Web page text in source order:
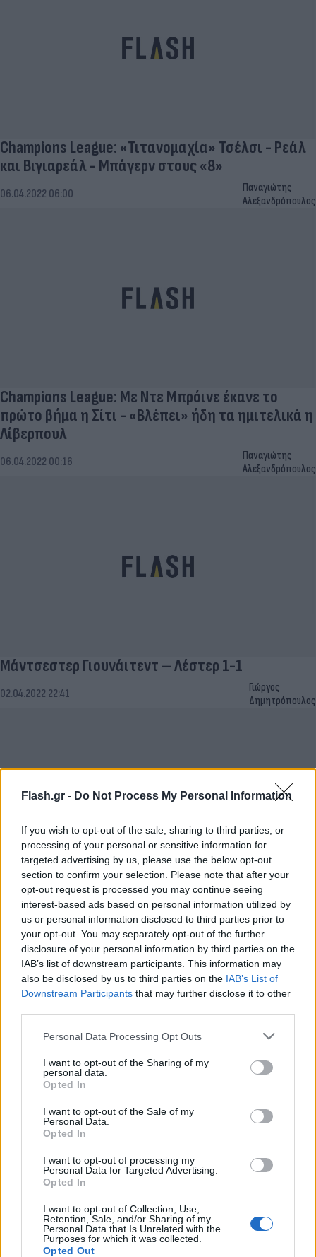
Flash.gr - Do Not Process My Personal Information
If you wish to opt-out of the sale, sharing to third parties, or
processing of your personal or sensitive information for
targeted advertising by us, please use the below opt-out
section to confirm your selection. Please note that after your
opt-out request is processed you may continue seeing
interest-based ads based on personal information utilized by
us or personal information disclosed to third parties prior to
your opt-out. You may separately opt-out of the further
disclosure of your personal information by third parties on the
IAB’s list of downstream participants. This information may
also be disclosed by us to third parties on the IAB’s List of
Downstream Participants that may further disclose it to other
Please note that this website/app uses one or more Google
not limited to your visit or usage behaviour. You may click to
grant or deny consent to Google and its third-party tags to
use your data for below specified purposes in below Google
consent section.
Personal Data Processing Opt Outs
I want to opt-out of the Sharing of my
personal data.
Opted In
I want to opt-out of the Sale of my
Personal Data.
Opted In
I want to opt-out of processing my
Personal Data for Targeted Advertising.
Opted In
I want to opt-out of Collection, Use,
Retention, Sale, and/or Sharing of my
Personal Data that Is Unrelated with the
Purposes for which it was collected.
Opted Out
Champions League: «Τιτανομαχία» Τσέλσι - Ρεάλ
και Βιγιαρεάλ - Μπάγερν στους «8»
06.04.2022 06:00
Παναγιώτης
Αλεξανδρόπουλος
Champions League: Με Ντε Μπρόινε έκανε το
πρώτο βήμα η Σίτι - «Βλέπει» ήδη τα ημιτελικά η
Λίβερπουλ
06.04.2022 00:16
Παναγιώτης
Αλεξανδρόπουλος
Μάντσεστερ Γιουνάιτεντ – Λέστερ 1-1
02.04.2022 22:41
Γιώργος
Δημητρόπουλος
Champions League: Η Βιγιαρέαλ απέκλεισε τη
Γιουβέντους, στους «8» και η Τσέλσι
17.03.2022 00:03
Παναγιώτης
Αλεξανδρόπουλος
πρόκριση στη Γαλλία - Ανοιχτοί λογαριασμοί με
Βιγιαρεάλ και Γιουβέντους
16.03.2022 06:00
Αλεξανδρόπουλος